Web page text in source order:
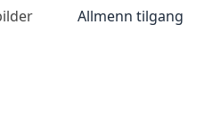
Allmenn tilgang